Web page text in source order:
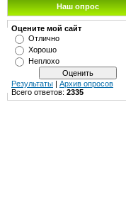
Наш опрос
Оцените мой сайт
Отлично
Хорошо
Неплохо
Результаты | Архив опросов
Всего ответов: 2335